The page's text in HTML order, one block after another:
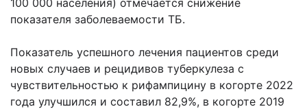
100 000 населения) отмечается снижение
показателя заболеваемости ТБ.
Показатель успешного лечения пациентов среди
новых случаев и рецидивов туберкулеза с
чувствительностью к рифампицину в когорте 2022
года улучшился и составил 82,9%, в когорте 2019